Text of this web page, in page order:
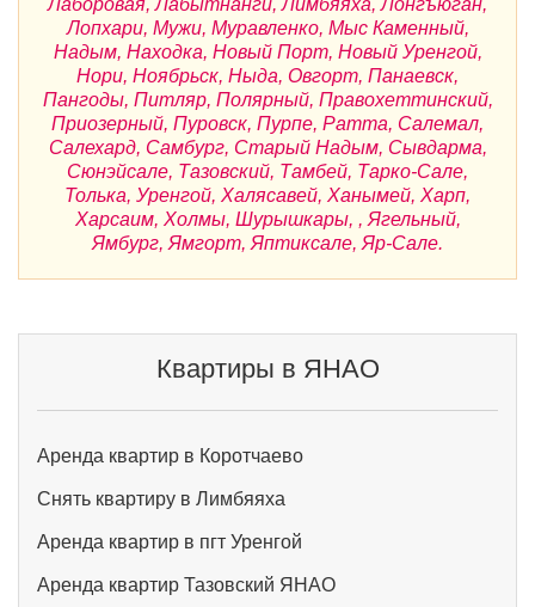
Лаборовая, Лабытнанги, Лимбяяха, Лонгъюган,
Лопхари, Мужи, Муравленко, Мыс Каменный,
Надым, Находка, Новый Порт, Новый Уренгой,
Нори, Ноябрьск, Ныда, Овгорт, Панаевск,
Пангоды, Питляр, Полярный, Правохеттинский,
Приозерный, Пуровск, Пурпе, Ратта, Салемал,
Салехард, Самбург, Старый Надым, Сывдарма,
Сюнэйсале, Тазовский, Тамбей, Тарко-Сале,
Толька, Уренгой, Халясавей, Ханымей, Харп,
Харсаим, Холмы, Шурышкары, , Ягельный,
Ямбург, Ямгорт, Яптиксале, Яр-Сале.
Квартиры в ЯНАО
Аренда квартир в Коротчаево
Снять квартиру в Лимбяяха
Аренда квартир в пгт Уренгой
Аренда квартир Тазовский ЯНАО